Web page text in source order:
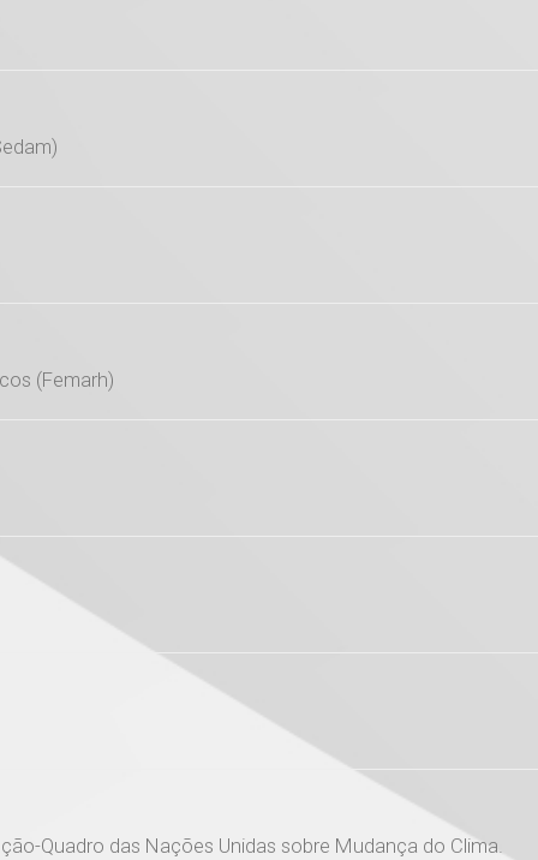
(Femarh)
Quadro das Nações Unidas sobre Mudança do Clima.